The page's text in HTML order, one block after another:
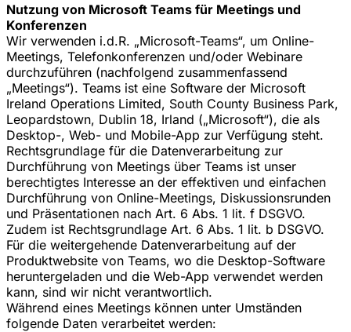
Nutzung von Microsoft Teams für Meetings und
Konferenzen
Wir verwenden i.d.R. „Microsoft-Teams“, um Online-
Meetings, Telefonkonferenzen und/oder Webinare
durchzuführen (nachfolgend zusammenfassend
„Meetings“). Teams ist eine Software der Microsoft
Ireland Operations Limited, South County Business Park,
Leopardstown, Dublin 18, Irland („Microsoft“), die als
Desktop-, Web- und Mobile-App zur Verfügung steht.
Rechtsgrundlage für die Datenverarbeitung zur
Durchführung von Meetings über Teams ist unser
berechtigtes Interesse an der effektiven und einfachen
Durchführung von Online-Meetings, Diskussionsrunden
und Präsentationen nach Art. 6 Abs. 1 lit. f DSGVO.
Zudem ist Rechtsgrundlage Art. 6 Abs. 1 lit. b DSGVO.
Für die weitergehende Datenverarbeitung auf der
Produktwebsite von Teams, wo die Desktop-Software
heruntergeladen und die Web-App verwendet werden
kann, sind wir nicht verantwortlich.
Während eines Meetings können unter Umständen
folgende Daten verarbeitet werden: